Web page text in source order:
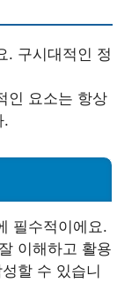
. 구시대적인 정
인 요소는 항상
.
필수적이에요.
이해하고 활용
할 수 있습니